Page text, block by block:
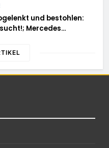
und bestohlen:
Mercedes
Fahrraddieb gesehen?